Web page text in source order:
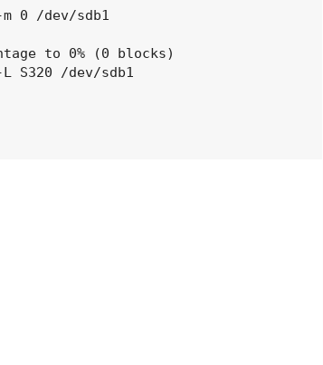
0 /dev/sdb1
to 0% (0 blocks)
S320 /dev/sdb1